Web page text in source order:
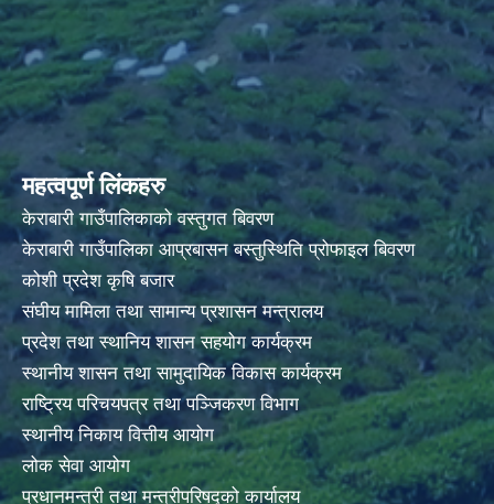
महत्वपूर्ण लिंकहरु
केराबारी गाउँपालिकाको वस्तुगत बिवरण
केराबारी गाउँपालिका आप्रबासन बस्तुस्थिति प्रोफाइल बिवरण
कोशी प्रदेश कृषि बजार
संघीय मामिला तथा सामान्य प्रशासन मन्त्रालय
प्रदेश तथा स्थानिय शासन सहयोग कार्यक्रम
स्थानीय शासन तथा सामुदायिक विकास कार्यक्रम
राष्ट्रिय परिचयपत्र तथा पञ्जिकरण विभाग
स्थानीय निकाय वित्तीय आयोग
लोक सेवा आयोग
प्रधानमन्त्री तथा मन्त्रीपरिषद्को कार्यालय